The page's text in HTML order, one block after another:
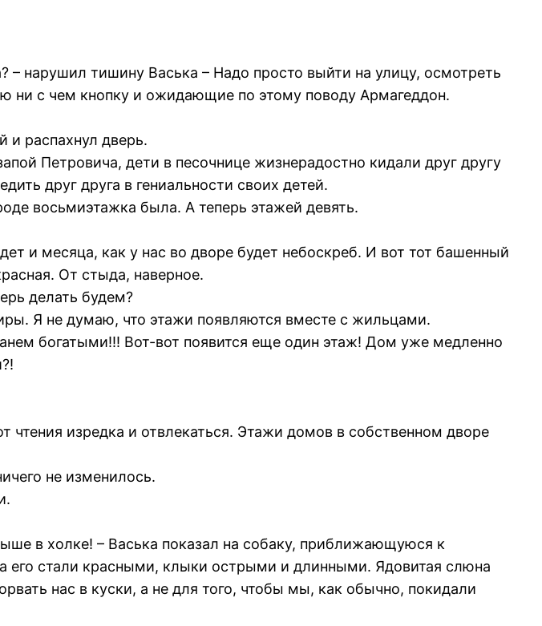
нарушил тишину Васька – Надо просто выйти на улицу, осмотреть
ни с чем кнопку и ожидающие по этому поводу Армагеддон.
и распахнул дверь.
Петровича, дети в песочнице жизнерадостно кидали друг другу
друг друга в гениальности своих детей.
восьмиэтажка была. А теперь этажей девять.
и месяца, как у нас во дворе будет небоскреб. И вот тот башенный
От стыда, наверное.
делать будем?
Я не думаю, что этажи появляются вместе с жильцами.
богатыми!!! Вот-вот появится еще один этаж! Дом уже медленно
изредка и отвлекаться. Этажи домов в собственном дворе
не изменилось.
в холке! – Васька показал на собаку, приближающуюся к
стали красными, клыки острыми и длинными. Ядовитая слюна
нас в куски, а не для того, чтобы мы, как обычно, покидали